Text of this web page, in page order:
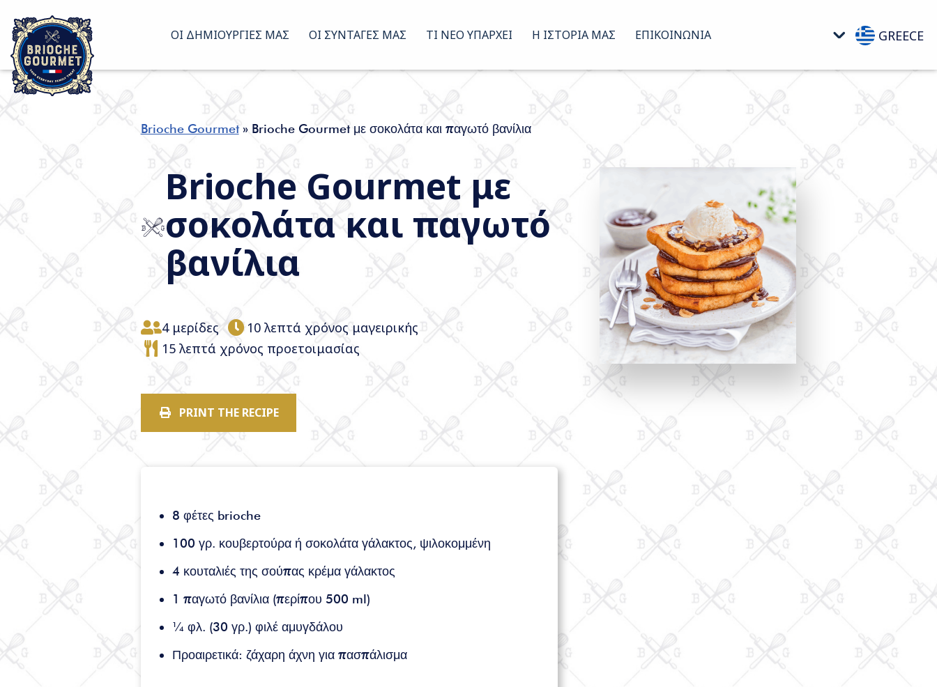
Μεταπηδήστε
στο
περιεχόμενο
ΟΙ ΔΗΜΙΟΥΡΓΊΕΣ ΜΑΣ ΟΙ ΣΥΝΤΑΓΈΣ ΜΑΣ ΤΙ ΝΈΟ ΥΠΆΡΧΕΙ Η ΙΣΤΟΡΊΑ ΜΑΣ ΕΠΙΚΟΊΝΩΝΊΑ GREECE
Brioche Gourmet» Brioche Gourmet με σοκολάτα και παγωτό βανίλια
Brioche Gourmet με
σοκολάτα και παγωτό
βανίλια
4 μερίδες
10 λεπτά χρόνος μαγειρικής
15 λεπτά χρόνος προετοιμασίας
PRINT THE RECIPE
8 φέτες brioche
100 γρ. κουβερτούρα ή σοκολάτα γάλακτος, ψιλοκομμένη
4 κουταλιές της σούπας κρέμα γάλακτος
1 παγωτό βανίλια (περίπου 500 ml)
¼ φλ. (30 γρ.) φιλέ αμυγδάλου
Προαιρετικά: ζάχαρη άχνη για πασπάλισμα